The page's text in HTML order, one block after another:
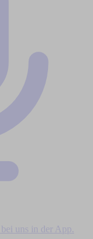
uns in der App.